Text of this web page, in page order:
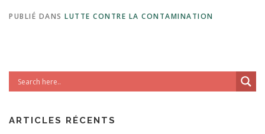
PUBLIÉ DANS LUTTE CONTRE LA CONTAMINATION
ARTICLES RÉCENTS